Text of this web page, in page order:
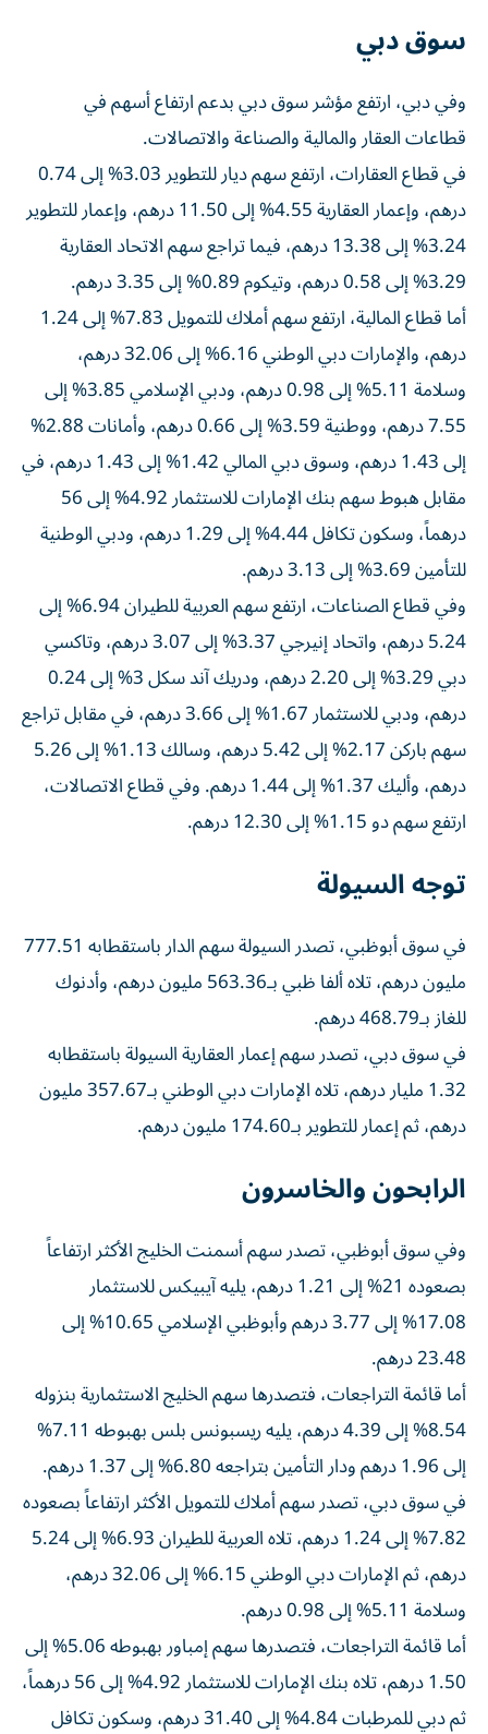
سوق دبي
وفي دبي، ارتفع مؤشر سوق دبي بدعم ارتفاع أسهم في
قطاعات العقار والمالية والصناعة والاتصالات.
في قطاع العقارات، ارتفع سهم ديار للتطوير 3.03% إلى 0.74
درهم، وإعمار العقارية 4.55% إلى 11.50 درهم، وإعمار للتطوير
3.24% إلى 13.38 درهم، فيما تراجع سهم الاتحاد العقارية
3.29% إلى 0.58 درهم، وتيكوم 0.89% إلى 3.35 درهم.
أما قطاع المالية، ارتفع سهم أملاك للتمويل 7.83% إلى 1.24
درهم، والإمارات دبي الوطني 6.16% إلى 32.06 درهم،
وسلامة 5.11% إلى 0.98 درهم، ودبي الإسلامي 3.85% إلى
7.55 درهم، ووطنية 3.59% إلى 0.66 درهم، وأمانات 2.88%
إلى 1.43 درهم، وسوق دبي المالي 1.42% إلى 1.43 درهم، في
مقابل هبوط سهم بنك الإمارات للاستثمار 4.92% إلى 56
درهماً، وسكون تكافل 4.44% إلى 1.29 درهم، ودبي الوطنية
للتأمين 3.69% إلى 3.13 درهم.
وفي قطاع الصناعات، ارتفع سهم العربية للطيران 6.94% إلى
5.24 درهم، واتحاد إنيرجي 3.37% إلى 3.07 درهم، وتاكسي
دبي 3.29% إلى 2.20 درهم، ودريك آند سكل 3% إلى 0.24
درهم، ودبي للاستثمار 1.67% إلى 3.66 درهم، في مقابل تراجع
سهم باركن 2.17% إلى 5.42 درهم، وسالك 1.13% إلى 5.26
درهم، وأليك 1.37% إلى 1.44 درهم. وفي قطاع الاتصالات،
ارتفع سهم دو 1.15% إلى 12.30 درهم.
توجه السيولة
في سوق أبوظبي، تصدر السيولة سهم الدار باستقطابه 777.51
مليون درهم، تلاه ألفا ظبي بـ563.36 مليون درهم، وأدنوك
للغاز بـ468.79 درهم.
في سوق دبي، تصدر سهم إعمار العقارية السيولة باستقطابه
1.32 مليار درهم، تلاه الإمارات دبي الوطني بـ357.67 مليون
درهم، ثم إعمار للتطوير بـ174.60 مليون درهم.
الرابحون والخاسرون
وفي سوق أبوظبي، تصدر سهم أسمنت الخليج الأكثر ارتفاعاً
بصعوده 21% إلى 1.21 درهم، يليه آيبيكس للاستثمار
17.08% إلى 3.77 درهم وأبوظبي الإسلامي 10.65% إلى
23.48 درهم.
أما قائمة التراجعات، فتصدرها سهم الخليج الاستثمارية بنزوله
8.54% إلى 4.39 درهم، يليه ريسبونس بلس بهبوطه 7.11%
إلى 1.96 درهم ودار التأمين بتراجعه 6.80% إلى 1.37 درهم.
في سوق دبي، تصدر سهم أملاك للتمويل الأكثر ارتفاعاً بصعوده
7.82% إلى 1.24 درهم، تلاه العربية للطيران 6.93% إلى 5.24
درهم، ثم الإمارات دبي الوطني 6.15% إلى 32.06 درهم،
وسلامة 5.11% إلى 0.98 درهم.
أما قائمة التراجعات، فتصدرها سهم إمباور بهبوطه 5.06% إلى
1.50 درهم، تلاه بنك الإمارات للاستثمار 4.92% إلى 56 درهماً،
ثم دبي للمرطبات 4.84% إلى 31.40 درهم، وسكون تكافل